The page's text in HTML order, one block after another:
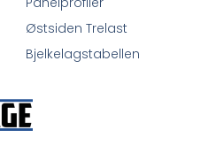
Østsiden Trelast
Bjelkelagstabellen